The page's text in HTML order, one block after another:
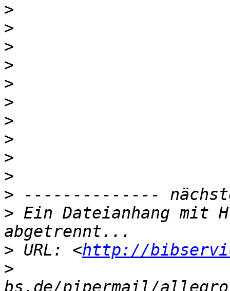
>
>
>
>
>
>
>
>
>
>
>
> Ein Dateianhang mit
> URL: <http://
>